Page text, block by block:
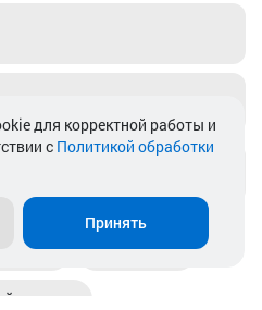
Магазины
расчет
для корректной работы и
с Политикой обработки
Принять